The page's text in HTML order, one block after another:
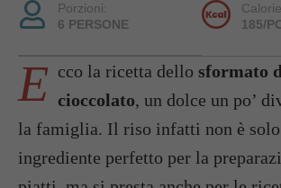
Porzioni:
6 PERSONE
185/
E cco la ricetta dello sformato
cioccolato, un dolce un po’
la famiglia. Il riso infatti non è
ingrediente perfetto per la